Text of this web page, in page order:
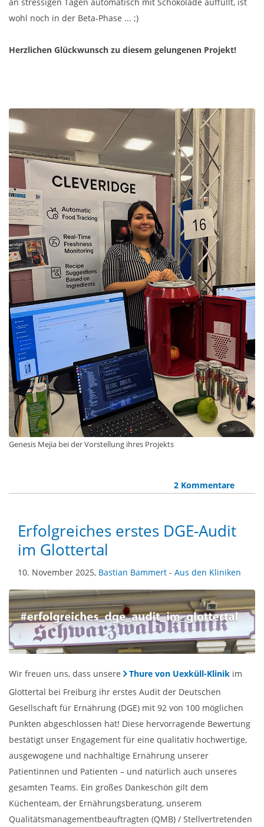
an stressigen Tagen automatisch mit Schokolade auffüllt, ist
wohl noch in der Beta-Phase ... ;)
Herzlichen Glückwunsch zu diesem gelungenen Projekt!
Genesis Mejia bei der Vorstellung ihres Projekts
2 Kommentare
Erfolgreiches erstes DGE-Audit
im Glottertal
10. November 2025, Bastian Bammert - Aus den Kliniken
Wir freuen uns, dass unsere Thure von Uexküll-Klinik im
Glottertal bei Freiburg ihr erstes Audit der Deutschen
Gesellschaft für Ernährung (DGE) mit 92 von 100 möglichen
Punkten abgeschlossen hat! Diese hervorragende Bewertung
bestätigt unser Engagement für eine qualitativ hochwertige,
ausgewogene und nachhaltige Ernährung unserer
Patientinnen und Patienten – und natürlich auch unseres
gesamten Teams. Ein großes Dankeschön gilt dem
Küchenteam, der Ernährungsberatung, unserem
Qualitätsmanagementbeauftragten (QMB) / Stellvertretenden